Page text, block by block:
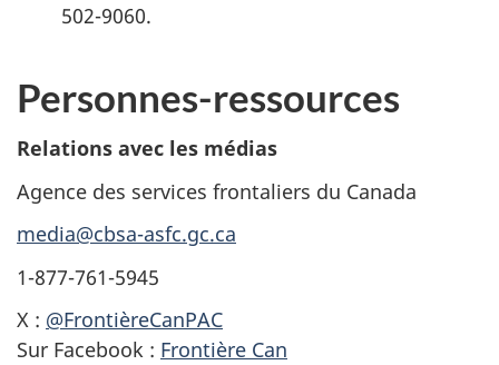
502-9060.
Personnes-ressources
Relations avec les médias
Agence des services frontaliers du Canada
media@cbsa-asfc.gc.ca
1-877-761-5945
X : @FrontièreCanPAC
Sur Facebook : Frontière Can